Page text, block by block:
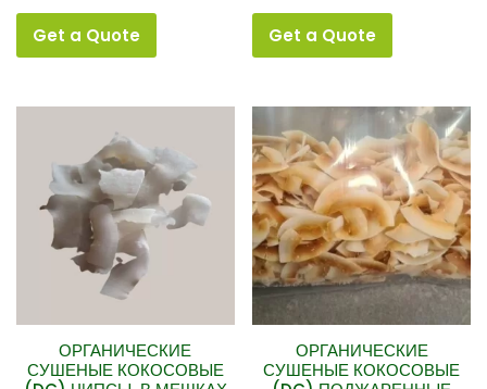
Get a Quote Get a Quote
ОРГАНИЧЕСКИЕ
СУШЕНЫЕ КОКОСОВЫЕ
ОРГАНИЧЕСКИЕ
СУШЕНЫЕ КОКОСОВЫЕ